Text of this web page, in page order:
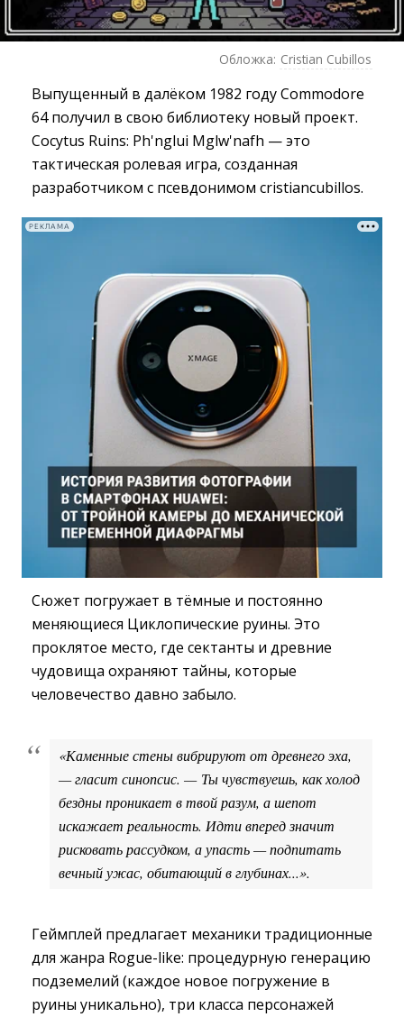
Обложка: Сristian Сubillos
Выпущенный в далёком 1982 году Commodore
64 получил в свою библиотеку новый проект.
Cocytus Ruins: Ph'nglui Mglw'nafh — это
тактическая ролевая игра, созданная
разработчиком с псевдонимом cristiancubillos.
РЕКЛАМА
Сюжет погружает в тёмные и постоянно
меняющиеся Циклопические руины. Это
проклятое место, где сектанты и древние
чудовища охраняют тайны, которые
человечество давно забыло.
«Каменные стены вибрируют от древнего эха,
— гласит синопсис. — Ты чувствуешь, как холод
бездны проникает в твой разум, а шепот
искажает реальность. Идти вперед значит
рисковать рассудком, а упасть — подпитать
вечный ужас, обитающий в глубинах...».
Геймплей предлагает механики традиционные
для жанра Rogue-like: процедурную генерацию
подземелий (каждое новое погружение в
руины уникально), три класса персонажей